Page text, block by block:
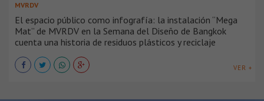
MVRDV
El espacio público como infografía: la instalación “Mega
Mat” de MVRDV en la Semana del Diseño de Bangkok
cuenta una historia de residuos plásticos y reciclaje
VER +